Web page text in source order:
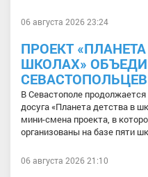
06 августа 2026 23:24
ПРОЕКТ
ШКОЛАХ»
СЕВАСТОПОЛЬЦЕВ
В Севастополе
досуга «Планета детства в
мини-смена проекта, в
организованы на базе пяти
06 августа 2026 21:10